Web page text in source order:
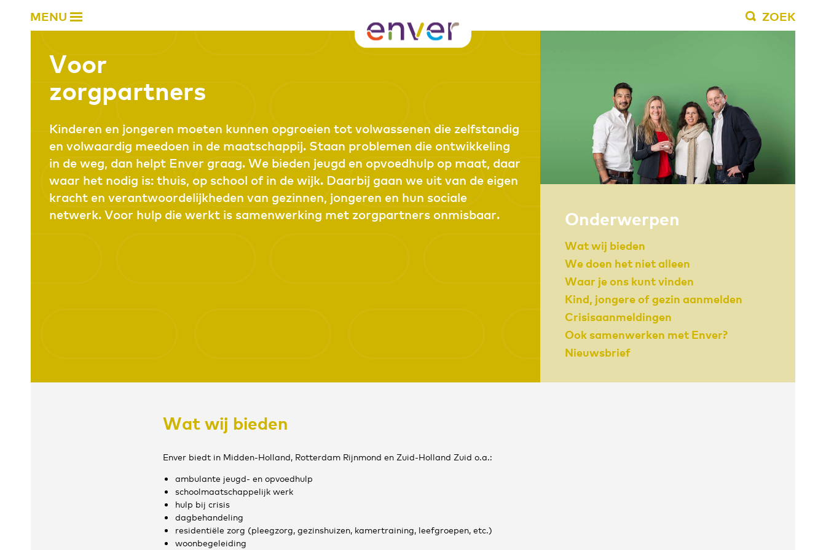
MENU ZOEK
Voor
zorgpartners
Kinderen en jongeren moeten kunnen opgroeien tot volwassenen die zelfstandig
en volwaardig meedoen in de maatschappij. Staan problemen die ontwikkeling
in de weg, dan helpt Enver graag. We bieden jeugd en opvoedhulp op maat, daar
waar het nodig is: thuis, op school of in de wijk. Daarbij gaan we uit van de eigen
kracht en verantwoordelijkheden van gezinnen, jongeren en hun sociale
netwerk. Voor hulp die werkt is samenwerking met zorgpartners onmisbaar.
Onderwerpen
Wat wij bieden
We doen het niet alleen
Waar je ons kunt vinden
Kind, jongere of gezin aanmelden
Crisisaanmeldingen
Ook samenwerken met Enver?
Nieuwsbrief
Wat wij bieden
Enver biedt in Midden-Holland, Rotterdam Rijnmond en Zuid-Holland Zuid o.a.:
ambulante jeugd- en opvoedhulp
schoolmaatschappelijk werk
hulp bij crisis
dagbehandeling
residentiële zorg (pleegzorg, gezinshuizen, kamertraining, leefgroepen, etc.)
woonbegeleiding